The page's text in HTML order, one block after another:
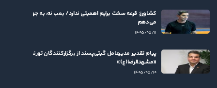
کشاورز: قرعه سخت برایم اهمیتی ندارد/ بمب نه، به جوان‌ها بها
می‌دهم
۱۴۰۵/۰۵/۱۱
پیام تقدیر مدیرعامل گیتی‌پسند از برگزارکنندگان تورنمنت
«مشهدالرضا(ع)»
۱۴۰۵/۰۵/۱۰